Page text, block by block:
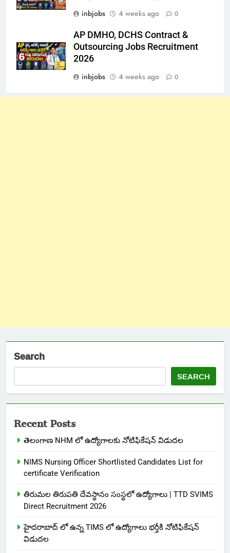
inbjobs
4 weeks ago 0
AP DMHO, DCHS Contract &
Outsourcing Jobs Recruitment
2026
inbjobs
4 weeks ago 0
Search
SEARCH
Recent Posts
తెలంగాణ NHM లో ఉద్యోగాలకు నోటిఫికేషన్ విడుదల
NIMS Nursing Officer Shortlisted Candidates List for
certificate Verification
తిరుమల తిరుపతి దేవస్థానం సంస్థలో ఉద్యోగాలు | TTD SVIMS
Direct Recruitment 2026
హైదరాబాద్ లో ఉన్న TIMS లో ఉద్యోగాలు భర్తీకి నోటిఫికేషన్
విడుదల